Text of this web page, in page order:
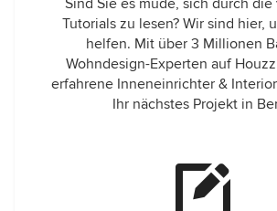
Sind Sie es müde, sich durch die
Tutorials zu lesen? Wir sind hier,
helfen. Mit über 3 Millionen
Wohndesign-Experten auf
erfahrene Inneneinrichter &
Ihr nächstes Projekt in